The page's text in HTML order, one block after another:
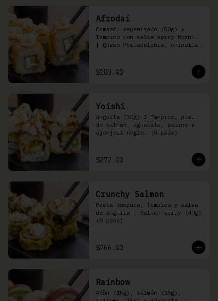
Afrodai
Camarón empanizado (50g) y
Tampico con salsa spicy Moshi.
| Queso Philadelphia, chipotle,
$283.00
Yoishi
Anguila (30g) I Tampico, piel
de salmón, aguacate, pepino y
ajonjolí negro. (8 pzas)
$272.00
Crunchy Salmon
Pasta tempura, Tampico y salsa
de anguila | Salmón spicy (40g)
(8 pzas)
$266.00
Rainbow
Atún (15g), salmón (15g),